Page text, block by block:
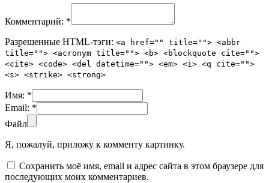
Комментарий: *
Разрешенные HTML-тэги: <a href="" title=""> <abbr
title=""> <acronym title=""> <b> <blockquote cite="">
<cite> <code> <del datetime=""> <em> <i> <q cite="">
<s> <strike> <strong>
Имя: *
Email: *
Файл
Я, пожалуй, приложу к комменту картинку.
Сохранить моё имя, email и адрес сайта в этом браузере для
последующих моих комментариев.